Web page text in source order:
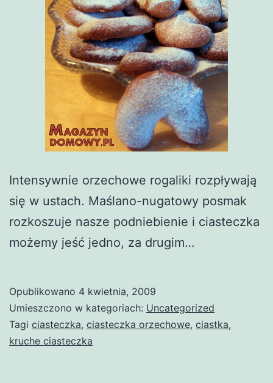
Intensywnie orzechowe rogaliki rozpływają
się w ustach. Maślano-nugatowy posmak
rozkoszuje nasze podniebienie i ciasteczka
możemy jeść jedno, za drugim…
Opublikowano 4 kwietnia, 2009
Umieszczono w kategoriach: Uncategorized
Tagi ciasteczka, ciasteczka orzechowe, ciastka,
kruche ciasteczka